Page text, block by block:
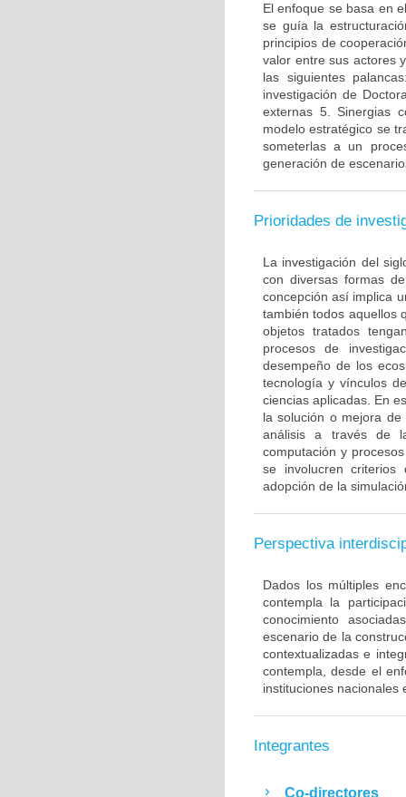
El enfoque se basa en
se guía la
principios de
valor entre sus actores
las siguientes
investigación de
externas 5. Sinergias
modelo estratégico se
someterlas a un
generación de
Prioridades de
La investigación del
con diversas formas
concepción así implica
también todos aquellos
objetos tratados
procesos de
desempeño de los
tecnología y vínculos
ciencias aplicadas. En
la solución o mejora
análisis a través de
computación y
se involucren
adopción de la
Perspectiva
Dados los múltiples
contempla la
conocimiento
escenario de la
contextualizadas e
contempla, desde el
instituciones nacionales
Integrantes
Co-directores